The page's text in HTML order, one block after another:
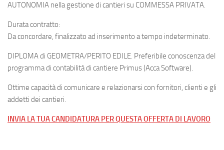
AUTONOMIA nella gestione di cantieri su COMMESSA PRIVATA.
Durata contratto:
Da concordare, finalizzato ad inserimento a tempo indeterminato.
DIPLOMA di GEOMETRA/PERITO EDILE. Preferibile conoscenza del
programma di contabilità di cantiere Primus (Acca Software).
Ottime capacità di comunicare e relazionarsi con fornitori, clienti e gli
addetti dei cantieri.
INVIA LA TUA CANDIDATURA PER QUESTA OFFERTA DI LAVORO